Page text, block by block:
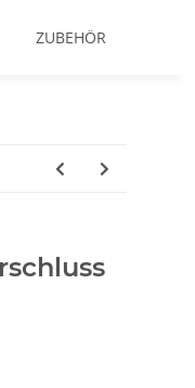
ZUBEHÖR